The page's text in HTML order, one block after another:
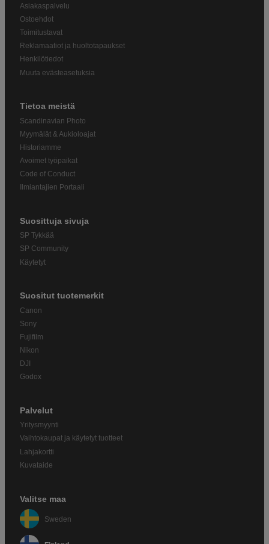
Asiakaspalvelu
Ostoehdot
Toimitustavat
Reklamaatiot ja huoltotapaukset
Henkilötiedot
Muuta evästeasetuksia
Tietoa meistä
Scandinavian Photo
Myymälät & Aukioloajat
Historiamme
Avoimet työpaikat
Code of Conduct
Ilmiantajien Portaali
Suosittuja sivuja
SP Tykkää
SP Community
Käytetyt
Suositut tuotemerkit
Canon
Sony
Fujifilm
Nikon
DJI
Godox
Palvelut
Yritysmyynti
Vaihtokaupat ja käytetyt tuotteet
Lahjakortti
Kuvataide
Valitse maa
Sweden